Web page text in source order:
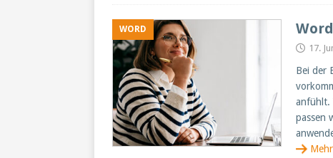
WORD
17.
Bei der
anfühlt.
passen